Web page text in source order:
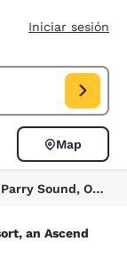
Iniciar sesión
Fecha de check-
Map
2 de Oferta y descuento hoteles cerca de Parry Sound, ON, Canada
an
an Ascend